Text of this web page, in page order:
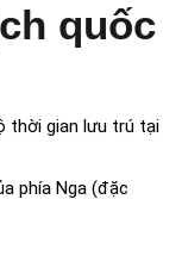
quốc
thời gian lưu trú tại
phía Nga (đặc